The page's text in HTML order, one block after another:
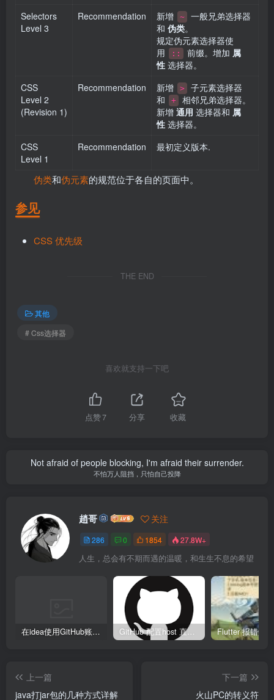
Selectors
Level 3
Recommendation 新增 ~
一般兄弟选择器
和 伪类。
规定伪元素选择器使
用
:: 前缀。增加 属
性 选择器。
CSS
Level 2
(Revision 1)
Recommendation 新增 >
子元素选择器
和
+
相邻兄弟选择器。
新增 通用 选择器和 属
性 选择器。
CSS
Level 1
Recommendation 最初定义版本.
伪类和伪元素的规范位于各自的页面中。
参见
CSS 优先级
THE END
其他
# Css选择器
喜欢就支持一下吧
点赞7 分享 收藏
Not afraid of people blocking, I'm afraid their surrender.
不怕万人阻挡，只怕自己投降
趙哥 关注
286 0 1854 27.8W+
人生，总会有不期而遇的温暖，和生生不息的希望
在idea使用GitHub账号、Copilot异常 GitHub 配置host 直接裸连
上一篇
java打jar包的几种方式详解
下一篇
火山PC的转义符